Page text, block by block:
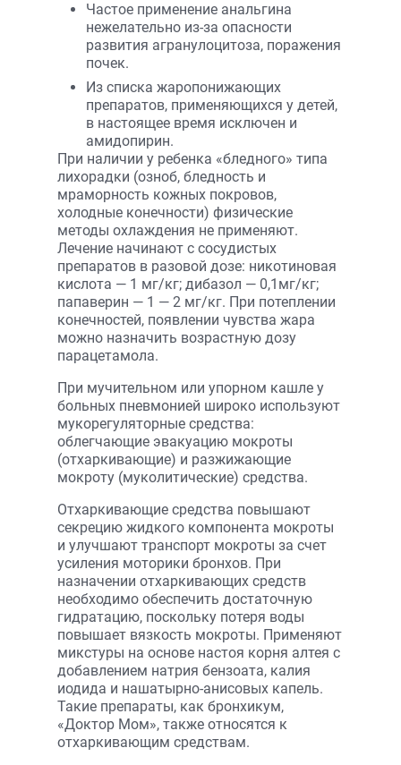
Частое применение анальгина
нежелательно из-за опасности
развития агранулоцитоза, поражения
почек.
Из списка жаропонижающих
препаратов, применяющихся у детей,
в настоящее время исключен и
амидопирин.
При наличии у ребенка «бледного» типа
лихорадки (озноб, бледность и
мраморность кожных покровов,
холодные конечности) физические
методы охлаждения не применяют.
Лечение начинают с сосудистых
препаратов в разовой дозе: никотиновая
кислота — 1 мг/кг; дибазол — 0,1мг/кг;
папаверин — 1 — 2 мг/кг. При потеплении
конечностей, появлении чувства жара
можно назначить возрастную дозу
парацетамола.
При мучительном или упорном кашле у
больных пневмонией широко используют
мукорегуляторные средства:
облегчающие эвакуацию мокроты
(отхаркивающие) и разжижающие
мокроту (муколитические) средства.
Отхаркивающие средства повышают
секрецию жидкого компонента мокроты
и улучшают транспорт мокроты за счет
усиления моторики бронхов. При
назначении отхаркивающих средств
необходимо обеспечить достаточную
гидратацию, поскольку потеря воды
повышает вязкость мокроты. Применяют
микстуры на основе настоя корня алтея с
добавлением натрия бензоата, калия
иодида и нашатырно-анисовых капель.
Такие препараты, как бронхикум,
«Доктор Мом», также относятся к
отхаркивающим средствам.